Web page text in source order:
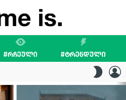
#ᲠᲩᲔᲣᲚᲘ #ᲢᲠᲔᲜᲓᲣᲚᲘ
SKIN